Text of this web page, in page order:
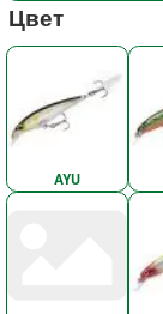
Цвет
AYU